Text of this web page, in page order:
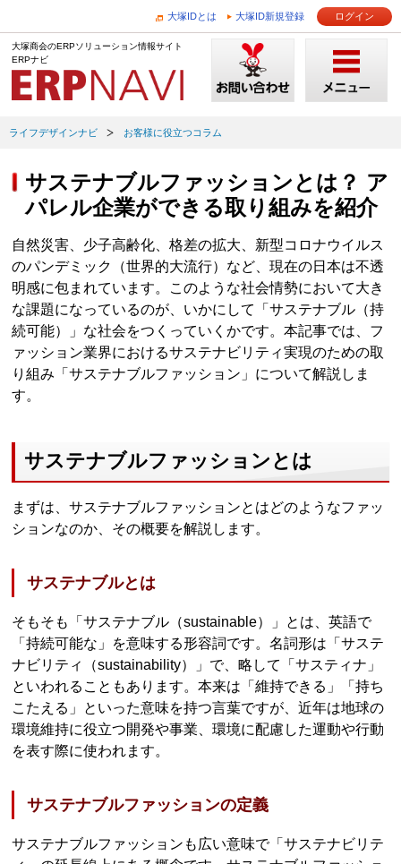
大塚IDとは 大塚ID新規登録 ログイン
大塚商会のERPソリューション情報サイト
ERPナビ
ライフデザインナビ お客様に役立つコラム
サステナブルファッションとは？ ア
パレル企業ができる取り組みを紹介
自然災害、少子高齢化、格差の拡大、新型コロナウイルス
のパンデミック（世界的大流行）など、現在の日本は不透
明感に包まれています。このような社会情勢において大き
な課題になっているのが、いかにして「サステナブル（持
続可能）」な社会をつくっていくかです。本記事では、フ
ァッション業界におけるサステナビリティ実現のための取
り組み「サステナブルファッション」について解説しま
す。
サステナブルファッションとは
まずは、サステナブルファッションとはどのようなファッ
ションなのか、その概要を解説します。
サステナブルとは
そもそも「サステナブル（sustainable）」とは、英語で
「持続可能な」を意味する形容詞です。名詞形は「サステ
ナビリティ（sustainability）」で、略して「サスティナ」
といわれることもあります。本来は「維持できる」「持ち
こたえる」といった意味を持つ言葉ですが、近年は地球の
環境維持に役立つ開発や事業、環境に配慮した運動や行動
を表す際に使われます。
サステナブルファッションの定義
サステナブルファッションも広い意味で「サステナビリテ